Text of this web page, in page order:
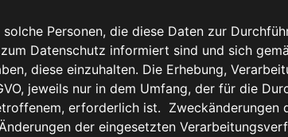
Personen, die diese Daten zur
Datenschutz informiert sind und sich
diese einzuhalten. Die Erhebung,
jeweils nur in dem Umfang, der für die
erforderlich ist.
der eingesetzten